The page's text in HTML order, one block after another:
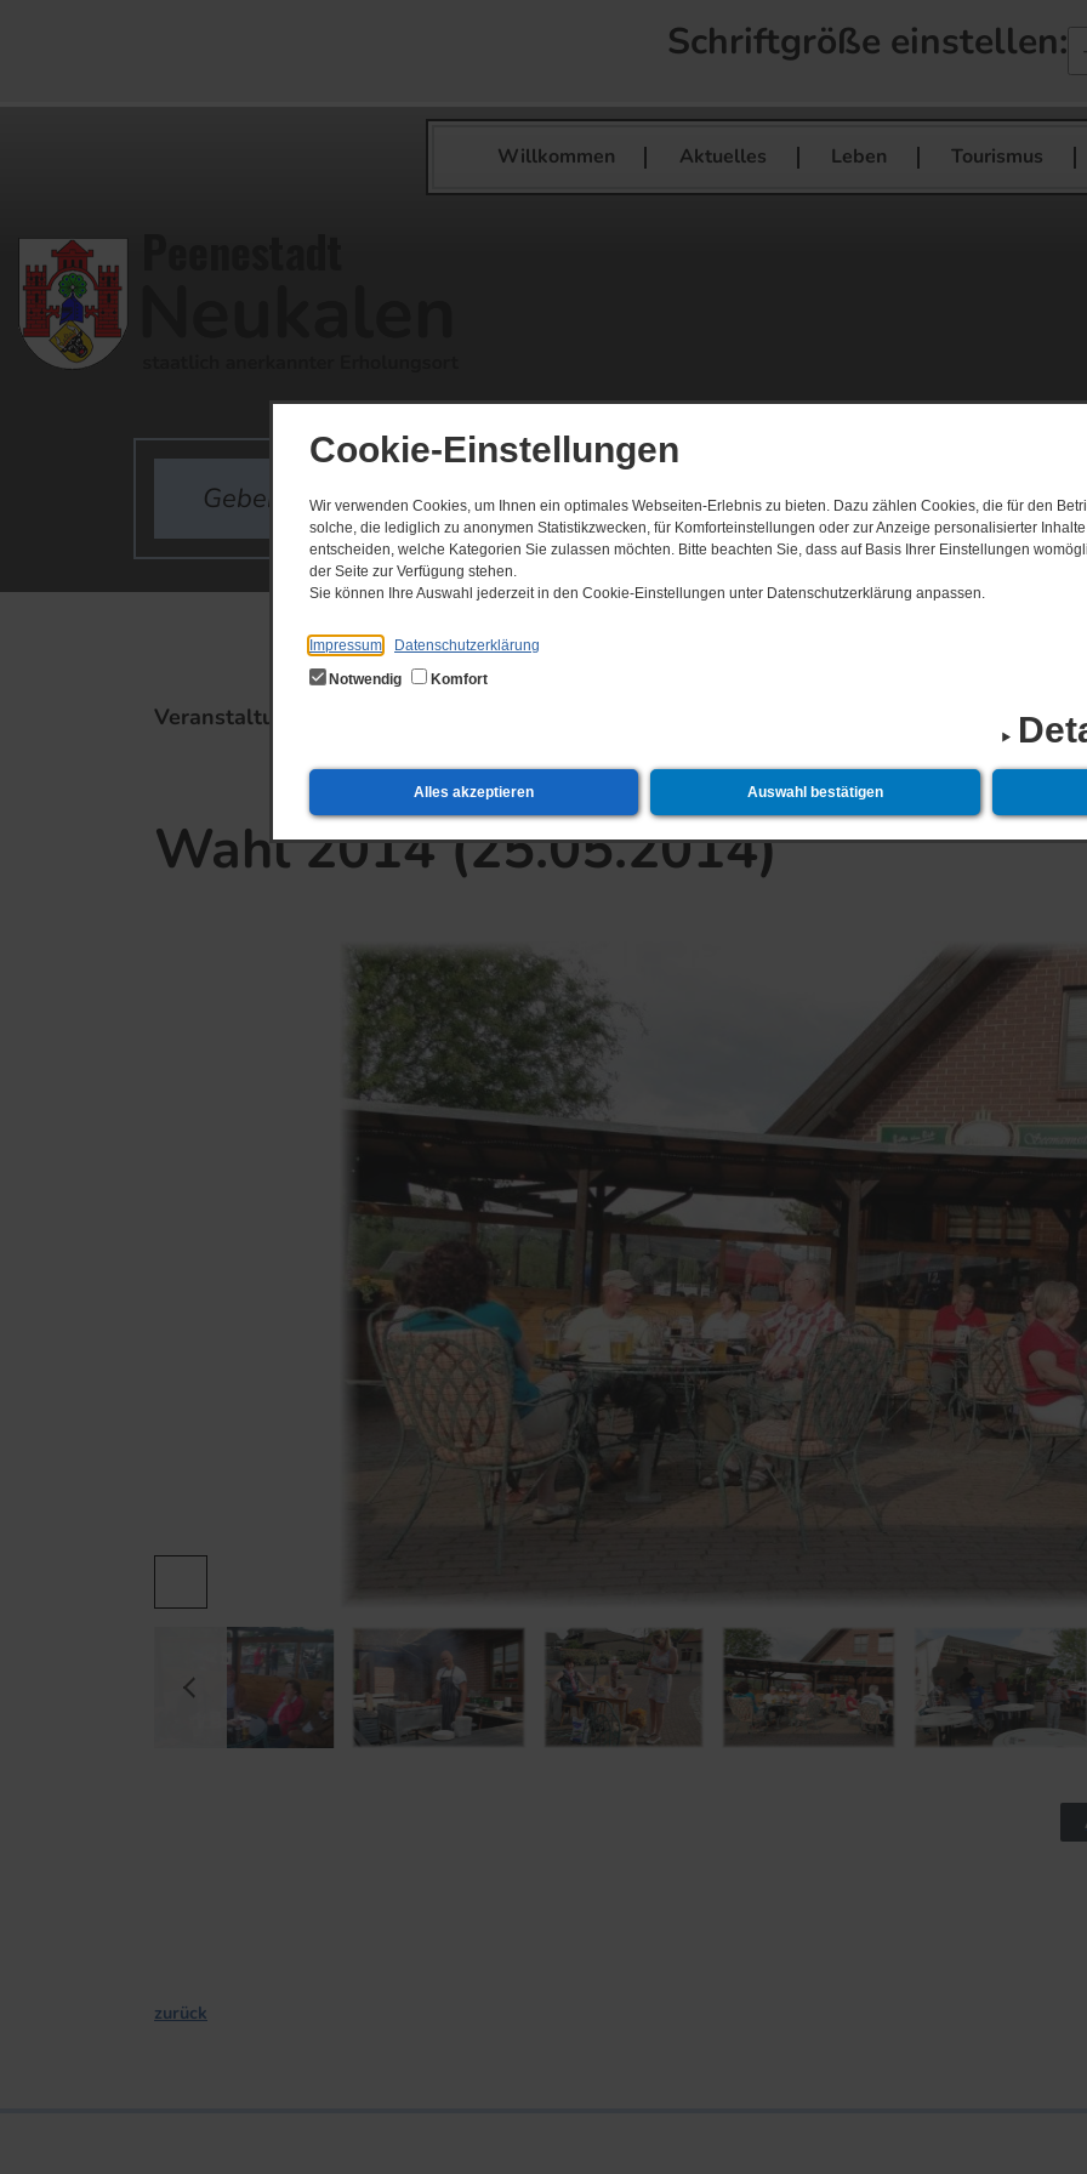
Cookie-Einstellungen
Wir verwenden Cookies, um Ihnen ein optimales Webseiten-Erlebnis zu bieten. Dazu zählen Cookies, die für den
solche, die lediglich zu anonymen Statistikzwecken, für Komforteinstellungen oder zur Anzeige personalisierter
entscheiden, welche Kategorien Sie zulassen möchten. Bitte beachten Sie, dass auf Basis Ihrer Einstellungen
der Seite zur Verfügung stehen.
Sie können Ihre Auswahl jederzeit in den Cookie-Einstellungen unter Datenschutzerklärung anpassen.
Impressum
Datenschutzerklärung
Notwendig
Komfort
Alles akzeptieren Auswahl bestätigen
Schriftgröße einstellen: -
Willkommen Aktuelles Leben Tourismus
Veranstaltungstipps 19.​12.​2026 2.
Wahl 2014 (25.​05.​2014)
zurück